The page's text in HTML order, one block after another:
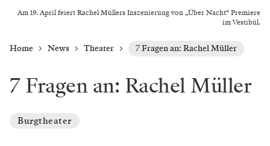
Am 19. April feiert Rachel Müllers Inszenierung von „Über Nacht“ Premiere
im Vestibül.
Home News Theater 7 Fragen an: Rachel Müller
7 Fragen an: Rachel Müller
Burgtheater